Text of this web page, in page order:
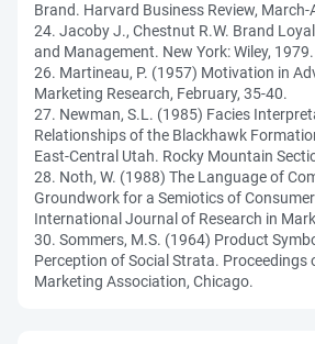
Brand. Harvard Business Review, March-
24. Jacoby J., Chestnut R.W. Brand
and Management. New York: Wiley, 1979.
26. Martineau, P. (1957) Motivation in
Marketing Research, February, 35-40.
27. Newman, S.L. (1985) Facies
Relationships of the Blackhawk
East-Central Utah. Rocky Mountain
28. Noth, W. (1988) The Language of
Groundwork for a Semiotics of
International Journal of Research in
30. Sommers, M.S. (1964) Product
Perception of Social Strata. Proceedings
Marketing Association, Chicago.